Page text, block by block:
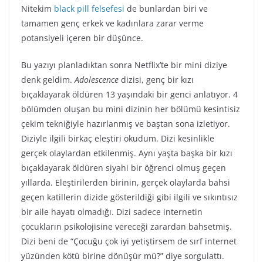
Nitekim black pill felsefesi de bunlardan biri ve
tamamen genç erkek ve kadınlara zarar verme
potansiyeli içeren bir düşünce.
Bu yazıyı planladıktan sonra Netflix’te bir mini diziye
denk geldim. Adolescence dizisi, genç bir kızı
bıçaklayarak öldüren 13 yaşındaki bir genci anlatıyor. 4
bölümden oluşan bu mini dizinin her bölümü kesintisiz
çekim tekniğiyle hazırlanmış ve baştan sona izletiyor.
Diziyle ilgili birkaç eleştiri okudum. Dizi kesinlikle
gerçek olaylardan etkilenmiş. Aynı yaşta başka bir kızı
bıçaklayarak öldüren siyahi bir öğrenci olmuş geçen
yıllarda. Eleştirilerden birinin, gerçek olaylarda bahsi
geçen katillerin dizide gösterildiği gibi ilgili ve sıkıntısız
bir aile hayatı olmadığı. Dizi sadece internetin
çocukların psikolojisine vereceği zarardan bahsetmiş.
Dizi beni de “Çocuğu çok iyi yetiştirsem de sırf internet
yüzünden kötü birine dönüşür mü?” diye sorgulattı.